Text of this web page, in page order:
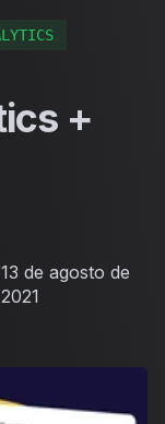
+
Published on
13 de agosto de
2021